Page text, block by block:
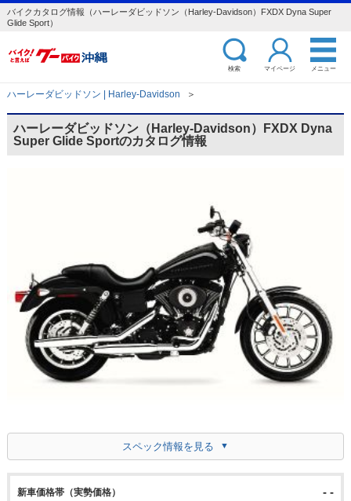
バイクカタログ情報（ハーレーダビッドソン（Harley-Davidson）FXDX Dyna Super
Glide Sport）
検索 マイページ メニュー
ハーレーダビッドソン | Harley-Davidson ＞
ハーレーダビッドソン（Harley-Davidson）FXDX Dyna
Super Glide Sportのカタログ情報
スペック情報を見る
新車価格帯（実勢価格） - -